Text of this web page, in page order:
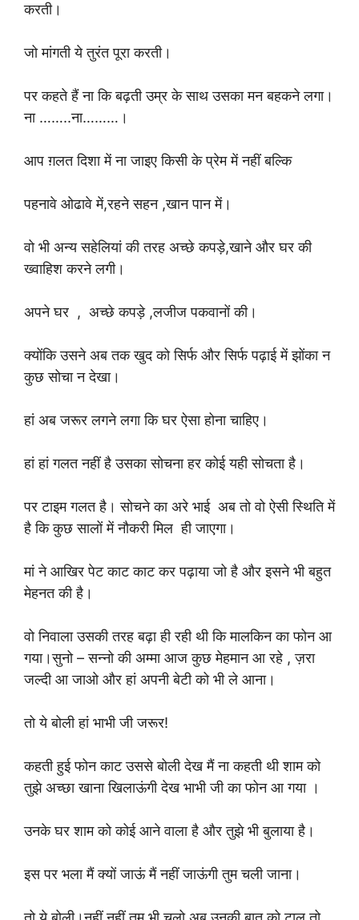
करती।
जो मांगती ये तुरंत पूरा करती।
पर कहते हैं ना कि बढ़ती उम्र के साथ उसका मन बहकने लगा।
ना ……..ना………।
आप ग़लत दिशा में ना जाइए किसी के प्रेम में नहीं बल्कि
पहनावे ओढावे में,रहने सहन ,खान पान में।
वो भी अन्य सहेलियां की तरह अच्छे कपड़े,खाने और घर की
ख्वाहिश करने लगी।
अपने घर , अच्छे कपड़े ,लजीज पकवानों की।
क्योंकि उसने अब तक खुद को सिर्फ और सिर्फ पढ़ाई में झोंका न
कुछ सोचा न देखा।
हां अब जरूर लगने लगा कि घर ऐसा होना चाहिए।
हां हां गलत नहीं है उसका सोचना हर कोई यही सोचता है।
पर टाइम गलत है। सोचने का अरे भाई अब तो वो ऐसी स्थिति में
है कि कुछ सालों में नौकरी मिल ही जाएगा।
मां ने आखिर पेट काट काट कर पढ़ाया जो है और इसने भी बहुत
मेहनत की है।
वो निवाला उसकी तरह बढ़ा ही रही थी कि मालकिन का फोन आ
गया।सुनो – सन्नो की अम्मा आज कुछ मेहमान आ रहे , ज़रा
जल्दी आ जाओ और हां अपनी बेटी को भी ले आना।
तो ये बोली हां भाभी जी जरूर!
कहती हुई फोन काट उससे बोली देख मैं ना कहती थी शाम को
तुझे अच्छा खाना खिलाऊंगी देख भाभी जी का फोन आ गया ।
उनके घर शाम को कोई आने वाला है और तुझे भी बुलाया है।
इस पर भला मैं क्यों जाऊं मैं नहीं जाऊंगी तुम चली जाना।